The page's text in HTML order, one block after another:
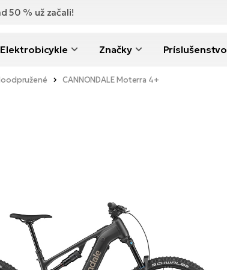
50 % už začali!
Elektrobicykle Značky Príslušenstvo
CANNONDALE Moterra 4+